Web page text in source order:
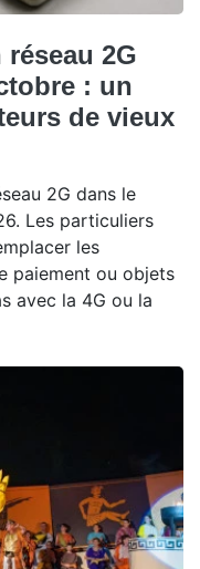
2G
: un
de vieux
2G dans le
Les particuliers
les
paiement ou objets
avec la 4G ou la